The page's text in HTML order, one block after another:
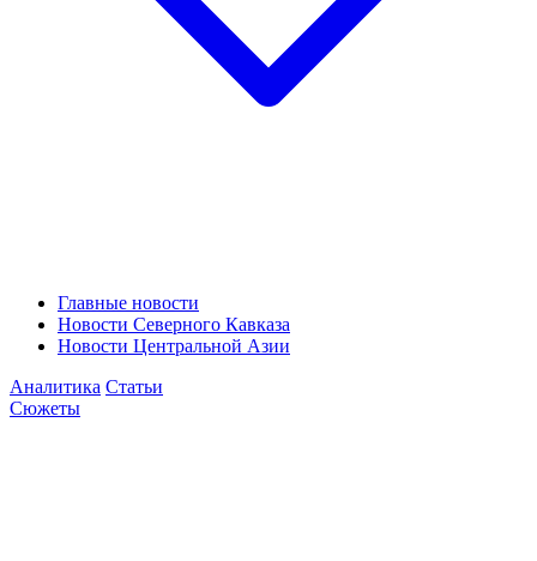
Главные новости
Новости Северного Кавказа
Новости Центральной Азии
Аналитика Статьи
Сюжеты